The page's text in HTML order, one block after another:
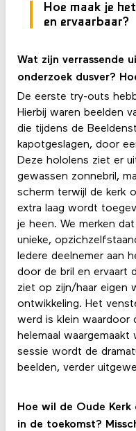
Hoe maak je
en ervaarbaar?
Wat zijn verrassende
onderzoek dusver?
De eerste try-outs
Hierbij waren beelden
die tijdens de
kapotgeslagen, door
Deze hololens ziet er
gewassen zonnebril,
scherm terwijl de kerk
extra laag wordt
je heen. We merken
unieke,
Iedere deelnemer aan
door de bril en ervaart
ziet op zijn/haar eigen
ontwikkeling. Het
werd is klein waardoor
helemaal
sessie wordt de
beelden, verder
Hoe wil de Oude
in de toekomst?